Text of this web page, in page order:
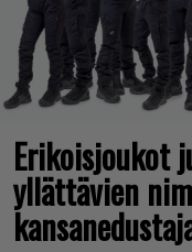
Erikoisjoukot
yllättävien